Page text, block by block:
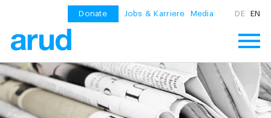
Donate Jobs & Karriere Media DE EN